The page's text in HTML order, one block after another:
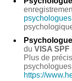
psychologues
duVISA SPF
Plus de
https://